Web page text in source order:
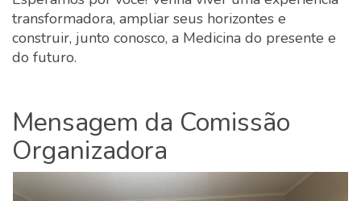
transformadora, ampliar seus horizontes e
construir, junto conosco, a Medicina do presente e
do futuro.
Mensagem da Comissão
Organizadora